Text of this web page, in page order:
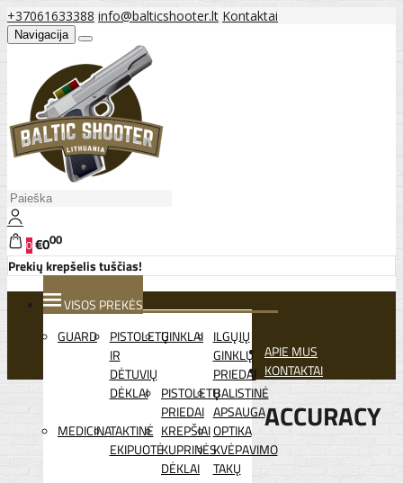
+37061633388 info@balticshooter.lt Kontaktai
Navigacija
0€000
Prekių krepšelis tuščias!
VISOS PREKĖS
GUARD
PISTOLETŲ
IR
DĖTUVIŲ
DĖKLAI
GINKLAI ILGŲJŲ
GINKLŲ
PRIEDAI
PISTOLETŲ
PRIEDAI
BALISTINĖ
APSAUGA
MEDICINATAKTINĖ
EKIPUOTĖ
KREPŠIAI
KUPRINĖS
DĖKLAI
OPTIKA
KVĖPAVIMO
TAKŲ
APIE MUS
KONTAKTAI
ACCURACY